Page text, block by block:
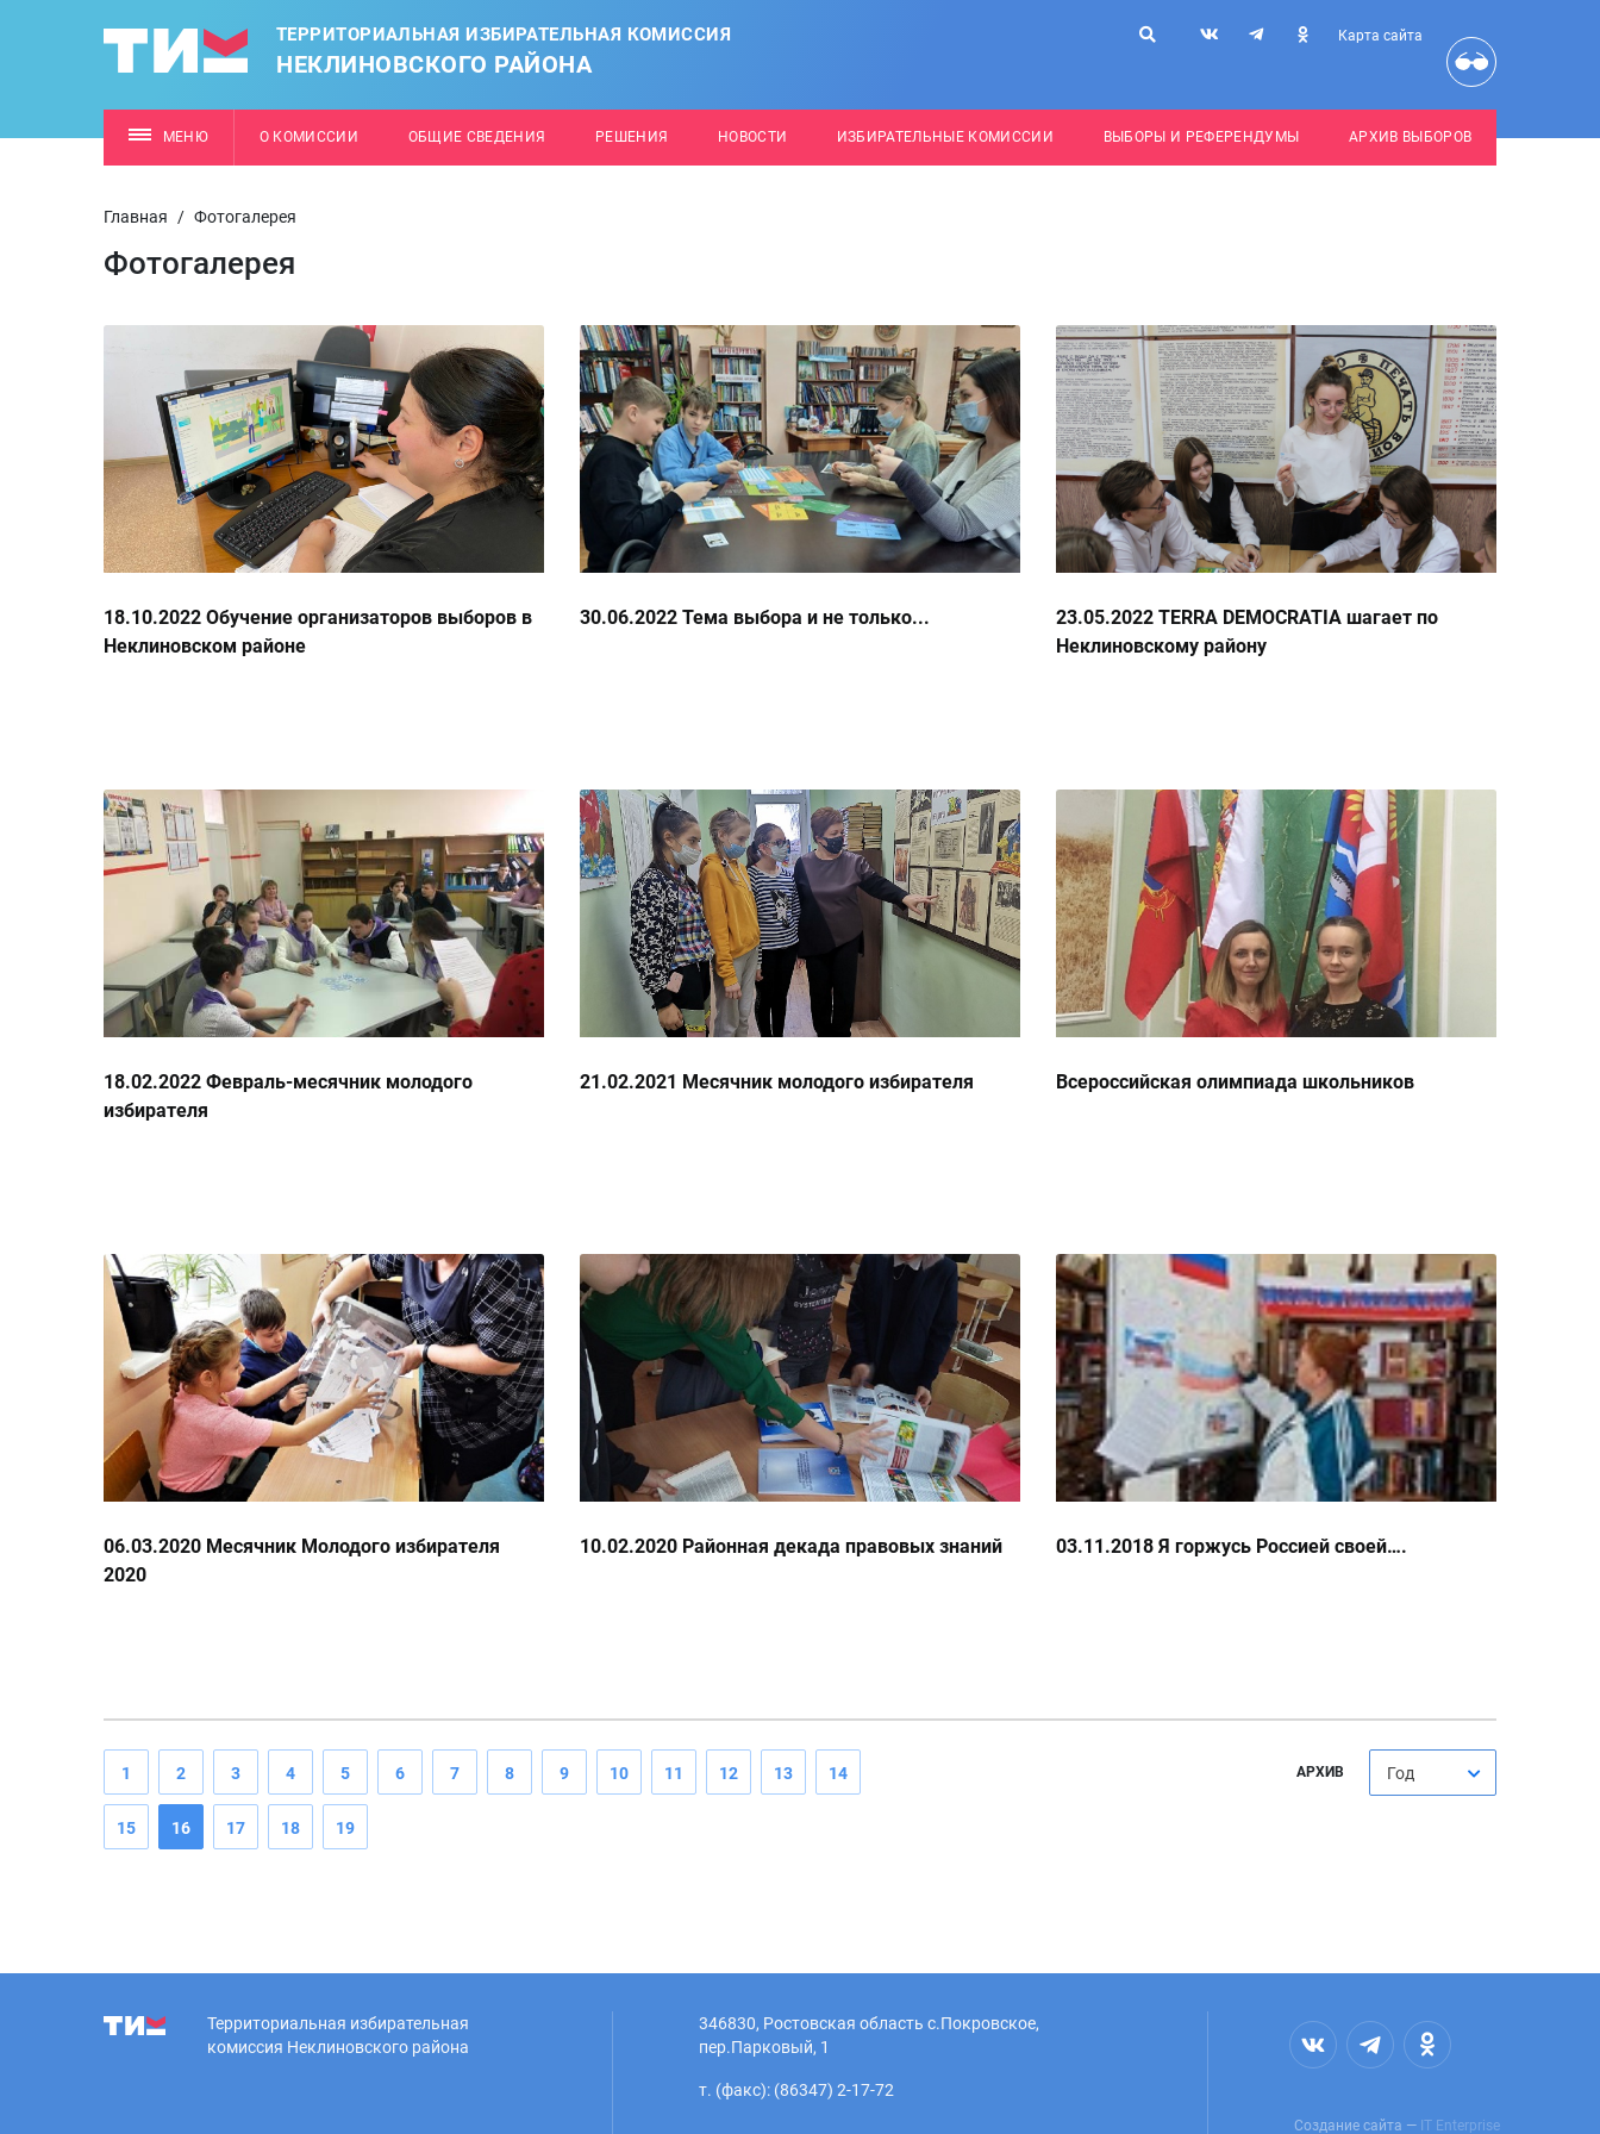
ТЕРРИТОРИАЛЬНАЯ ИЗБИРАТЕЛЬНАЯ КОМИССИЯ
НЕКЛИНОВСКОГО РАЙОНА
Карта сайта
МЕНЮ О КОМИССИИ ОБЩИЕ СВЕДЕНИЯ РЕШЕНИЯ НОВОСТИ ИЗБИРАТЕЛЬНЫЕ КОМИССИИ ВЫБОРЫ И РЕФЕРЕНДУМЫ АРХИВ ВЫБОРОВ
Главная / Фотогалерея
Фотогалерея
18.10.2022 Обучение организаторов выборов в
Неклиновском районе
30.06.2022 Тема выбора и не только...
23.05.2022 TERRA DEMOCRATIA шагает по
Неклиновскому району
18.02.2022 Февраль-месячник молодого
избирателя
21.02.2021 Месячник молодого избирателя Всероссийская олимпиада школьников
06.03.2020 Месячник Молодого избирателя
2020
10.02.2020 Районная декада правовых знаний 03.11.2018 Я горжусь Россией своей….
1 2 3 4 5 6 7 8 9 10 11 12 13 14
15 16 17 18 19
АРХИВ Год
Территориальная избирательная
комиссия Неклиновского района
346830, Ростовская область с.Покровское,
пер.Парковый, 1
т. (факс): (86347) 2-17-72
Создание сайта — IT Enterprise